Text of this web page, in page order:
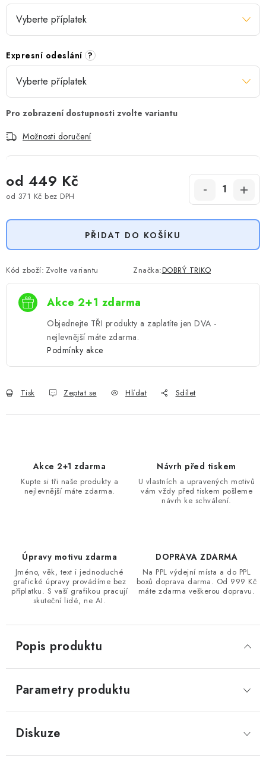
Expresní odeslání ?
Možnosti doručení
od 449 Kč
od 371 Kč bez DPH
PŘIDAT DO KOŠÍKU
Kód zboží: Zvolte variantu Značka:DOBRÝ TRIKO
Akce 2+1 zdarma
Objednejte TŘI produkty a zaplatíte jen DVA -
nejlevnější máte zdarma.
Podmínky akce
Tisk Zeptat se Hlídat Sdílet
Akce 2+1 zdarma
Kupte si tři naše produkty a
nejlevnější máte zdarma.
Návrh před tiskem
U vlastních a upravených motivů
vám vždy před tiskem pošleme
návrh ke schválení.
Úpravy motivu zdarma
Jméno, věk, text i jednoduché
grafické úpravy provádíme bez
příplatku. S vaší grafikou pracují
skuteční lidé, ne AI.
DOPRAVA ZDARMA
Na PPL výdejní místa a do PPL
boxů doprava darma. Od 999 Kč
máte zdarma veškerou dopravu.
Popis produktu
Parametry produktu
Diskuze